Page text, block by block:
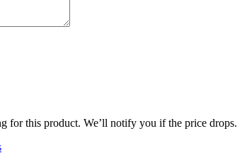
for this product. We’ll notify you if the price drops.